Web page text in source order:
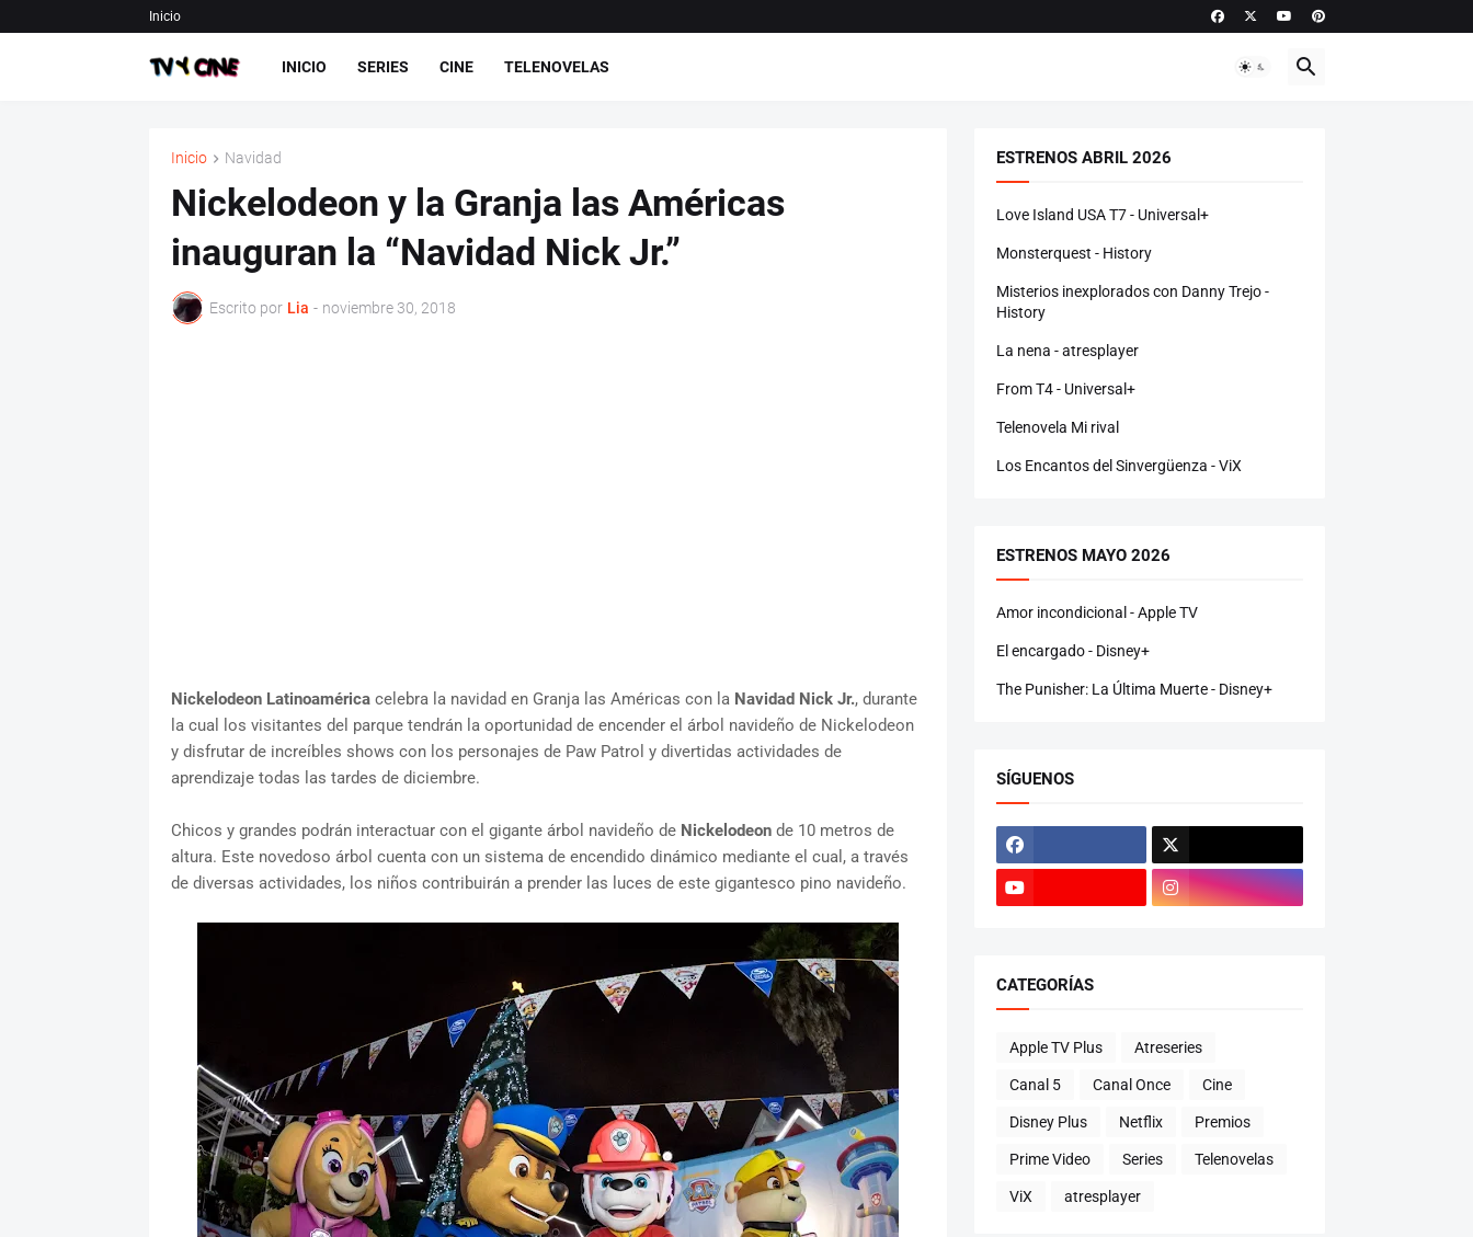
Inicio
INICIO SERIES CINE TELENOVELAS
Inicio Navidad
Nickelodeon y la Granja las Américas
inauguran la “Navidad Nick Jr.”
Escrito por Lia - noviembre 30, 2018
Nickelodeon Latinoaméricacelebra la navidad en Granja las Américas con la Navidad Nick Jr., durante
la cual los visitantes del parque tendrán la oportunidad de encender el árbol navideño de Nickelodeon
y disfrutar de increíbles shows con los personajes de Paw Patrol y divertidas actividades de
aprendizaje todas las tardes de diciembre.
Chicos y grandes podrán interactuar con el gigante árbol navideño de Nickelodeonde 10 metros de
altura. Este novedoso árbol cuenta con un sistema de encendido dinámico mediante el cual, a través
de diversas actividades, los niños contribuirán a prender las luces de este gigantesco pino navideño.
ESTRENOS ABRIL 2026
Love Island USA T7 - Universal+
Monsterquest - History
Misterios inexplorados con Danny Trejo -
History
La nena - atresplayer
From T4 - Universal+
Telenovela Mi rival
Los Encantos del Sinvergüenza - ViX
ESTRENOS MAYO 2026
Amor incondicional - Apple TV
El encargado - Disney+
The Punisher: La Última Muerte - Disney+
SÍGUENOS
CATEGORÍAS
Apple TV Plus Atreseries
Canal 5 Canal Once Cine
Disney Plus Netflix Premios
Prime Video Series Telenovelas
ViX atresplayer